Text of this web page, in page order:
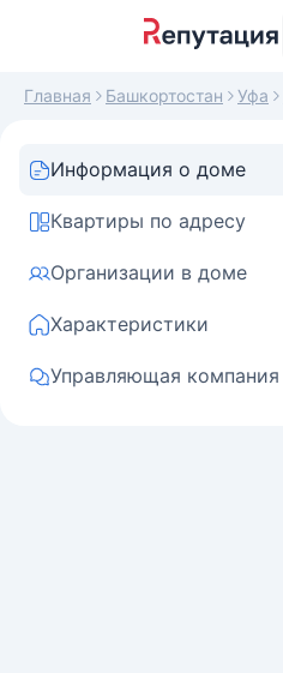
Главная Башкортостан Уфа
Информация о доме
Квартиры по адресу
Организации в доме
Характеристики
Управляющая компания